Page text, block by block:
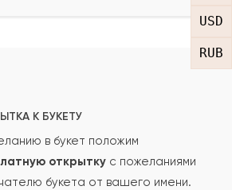
USD
RUB
К БУКЕТУ
в букет положим
открытку с пожеланиями
букета от вашего имени.